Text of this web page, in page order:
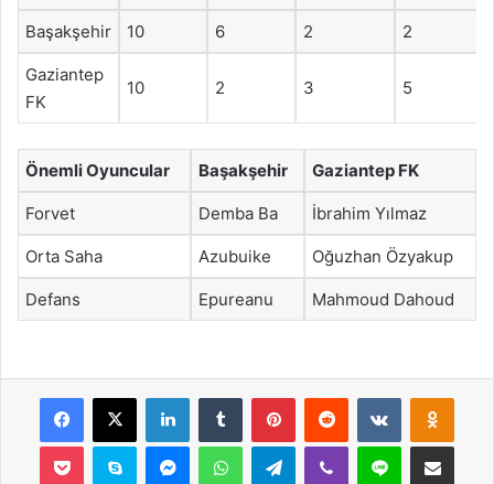
Başakşehir 10 6 2 2
Gaziantep
FK
10 2 3 5
Önemli Oyuncular Başakşehir Gaziantep FK
Forvet Demba Ba İbrahim Yılmaz
Orta Saha Azubuike Oğuzhan Özyakup
Defans Epureanu Mahmoud Dahoud
Facebook
X LinkedInTumblr PinterestReddit VKontakte
Pocket Skype MessengerWhatsAppTelegramViber Line E-Posta ile